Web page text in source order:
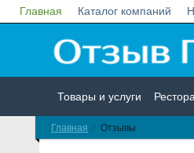
Главная Каталог компаний
Товары и услуги
Недвижимость
Главная Отзывы